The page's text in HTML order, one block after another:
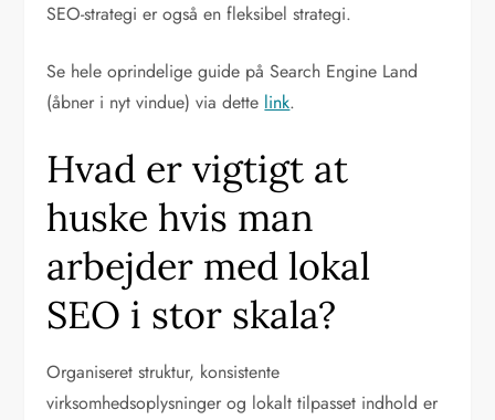
SEO-strategi er også en fleksibel strategi.
Se hele oprindelige guide på Search Engine Land
(åbner i nyt vindue) via dette link.
Hvad er vigtigt at
huske hvis man
arbejder med lokal
SEO i stor skala?
Organiseret struktur, konsistente
virksomhedsoplysninger og lokalt tilpasset indhold er